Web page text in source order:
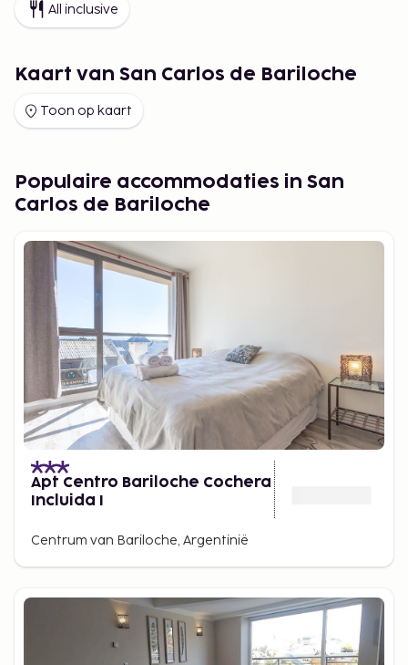
All inclusive
Kaart van San Carlos de Bariloche
Toon op kaart
Populaire accommodaties in San
Carlos de Bariloche
Apt Centro Bariloche Cochera
Incluida I
Centrum van Bariloche, Argentinië